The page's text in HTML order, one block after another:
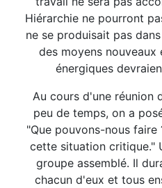
Hiérarchie ne pourront
ne se produisait pas
des moyens
énergiques
Au cours d'une réunion
peu de temps, on a
"Que pouvons-nous
cette situation critique."
groupe assemblé. Il
chacun d'eux et tous